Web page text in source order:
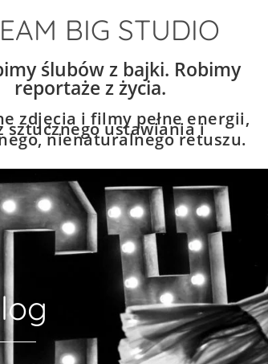
BIG STUDIO
ślubów z bajki. Robimy
reportaże z życia.
zdjęcia i filmy pełne energii,
sztucznego ustawiania i
nienaturalnego retuszu.